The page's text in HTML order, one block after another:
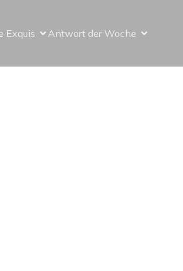
Exquis Antwort der Woche